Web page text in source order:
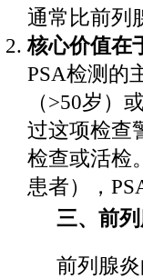
通常比前列
核心价值在
PSA检测的
（>50岁）
过这项检查
检查或活检
患者），
三、前
前列腺